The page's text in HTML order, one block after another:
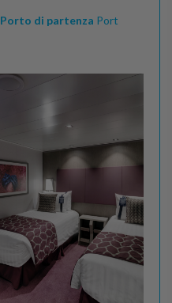
Porto di partenza Port